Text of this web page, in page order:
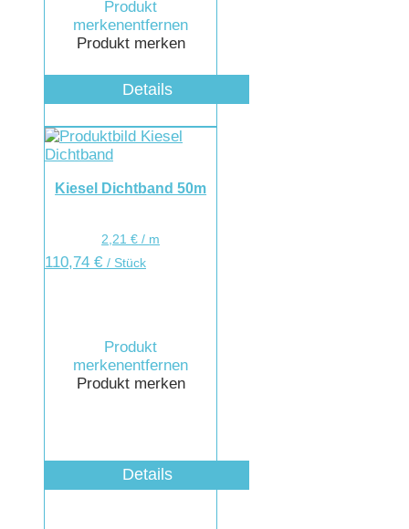
Produkt
merkenentfernen
Produkt merken
Details
Kiesel Dichtband 50m
2,21€ / m
110,74 € / Stück
Produkt
merkenentfernen
Produkt merken
Details